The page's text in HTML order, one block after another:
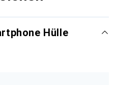
Hülle